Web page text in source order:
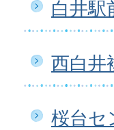
白井駅
西白井
桜台セ